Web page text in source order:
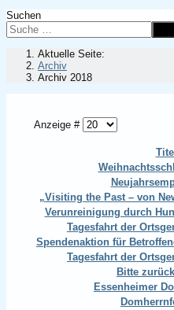
Suchen
Aktuelle Seite:
Archiv
Archiv 2018
Anzeige #
Titel
„Visiting the Past – von
Verunreinigung durch
Tagesfahrt der
Spendenaktion für
Tagesfahrt der
Bitte
Essenheimer